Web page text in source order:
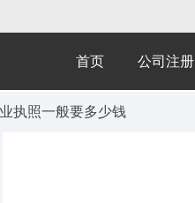
首页 公司注册
执照一般要多少钱